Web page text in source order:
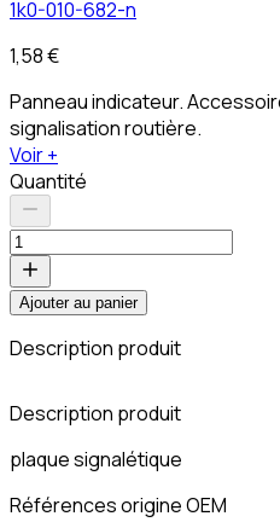
1k0-010-682-n
1,58 €
Panneau indicateur.
signalisation routière.
Voir +
Quantité
Ajouter au panier
Description produit
Description produit
plaque signalétique
Références origine OEM